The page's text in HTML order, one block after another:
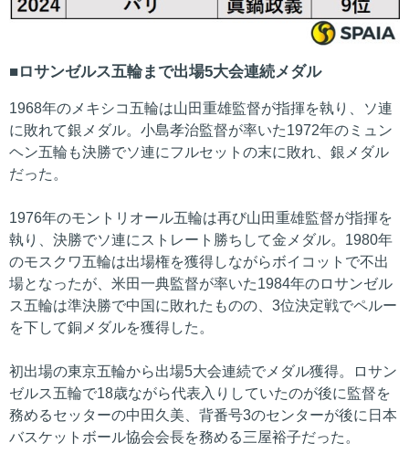
ロサンゼルス五輪まで出場5大会連続メダル
1968年のメキシコ五輪は山田重雄監督が指揮を執り、ソ連
に敗れて銀メダル。小島孝治監督が率いた1972年のミュン
ヘン五輪も決勝でソ連にフルセットの末に敗れ、銀メダル
だった。
1976年のモントリオール五輪は再び山田重雄監督が指揮を
執り、決勝でソ連にストレート勝ちして金メダル。1980年
のモスクワ五輪は出場権を獲得しながらボイコットで不出
場となったが、米田一典監督が率いた1984年のロサンゼル
ス五輪は準決勝で中国に敗れたものの、3位決定戦でペルー
を下して銅メダルを獲得した。
初出場の東京五輪から出場5大会連続でメダル獲得。ロサン
ゼルス五輪で18歳ながら代表入りしていたのが後に監督を
務めるセッターの中田久美、背番号3のセンターが後に日本
バスケットボール協会会長を務める三屋裕子だった。